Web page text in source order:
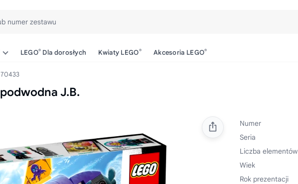
numer zestawu
LEGO® Dla dorosłych Kwiaty LEGO® Akcesoria LEGO®
70433
J.B.
Numer
Seria
Liczba elementów
Wiek
Rok prezentacji